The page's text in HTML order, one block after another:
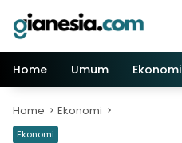
content
Home
Umum Ekonomi
Home Ekonomi
Ekonomi